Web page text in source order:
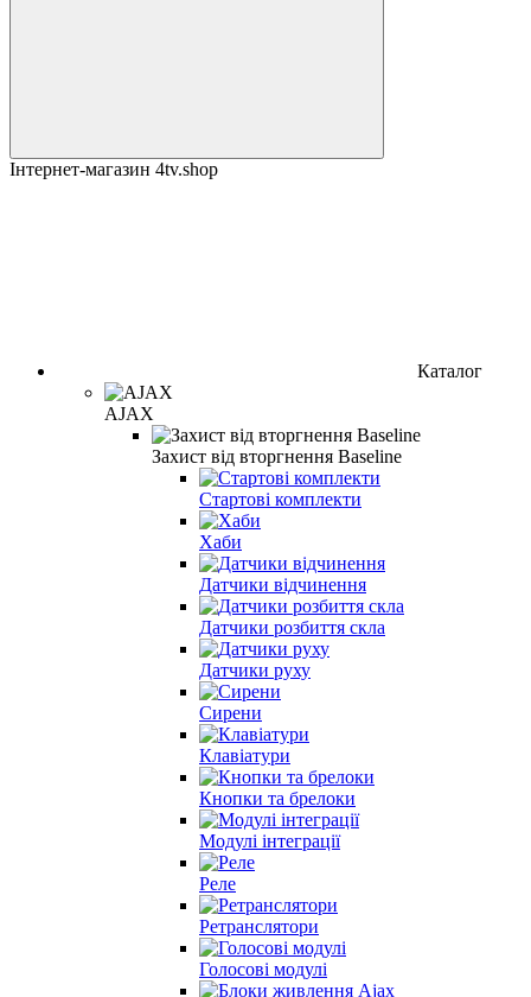
Інтернет-магазин 4tv.shop
Каталог
AJAX
Захист від вторгнення Baseline
Стартові комплекти
Хаби
Датчики відчинення
Датчики розбиття скла
Датчики руху
Сирени
Клавіатури
Кнопки та брелоки
Модулі інтеграції
Реле
Ретранслятори
Голосові модулі